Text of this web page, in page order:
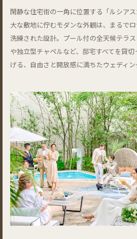
閑静な住宅街の一角に位置する「ルシア
大な敷地に佇むモダンな外観は、まるで
洗練された設計。プール付の全天候テラ
や独立型チャペルなど、邸宅すべてを貸
げる、自由さと開放感に満ちたウェディン